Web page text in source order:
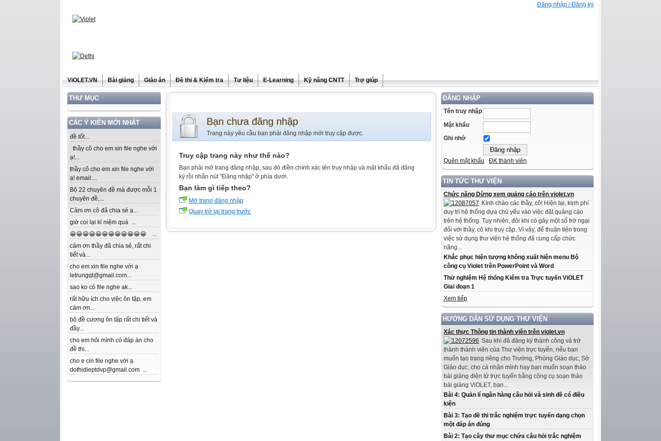
Đăng nhập / Đăng ký
ViOLET.VN Bài giảng Giáo án Đề thi & Kiểm tra Tư liệu E-Learning Kỹ năng CNTT Trợ giúp
THƯ MỤC
CÁC Ý KIẾN MỚI NHẤT
đề tốt...
thầy cô cho em xin file nghe với
ạ!...
thầy cô cho em xin file nghe với
ạ! email:...
Bộ 22 chuyên đề mà được mỗi 1
chuyên đề,...
Cảm ơn cô đã chia sẻ ạ...
giờ coi lại kỉ niệm quá ...
😀😀😀😀😀😀😀😀😀😀😀😀 ...
cám ơn thầy đã chia sẻ, rất chi
tiết và...
cho em xin file nghe với ạ
letrungqt@gmail.com...
sao ko có file nghe ak...
rất hữu ích cho việc ôn tập, em
cám ơn...
bộ đề cương ôn tập rất chi tiết và
đầy...
cho em hỏi mình có đáp án cho
đề thi...
cho e cin file nghe với ạ.
dothidieptdvp@gmail.com ...
ĐĂNG NHẬP
Tên truy nhập
Mật khẩu
Ghi nhớ
Quên mật khẩu ĐK thành viên
TIN TỨC THƯ VIỆN
Chức năng Dừng xem quảng cáo trên violet.vn
Kính chào các thầy, cô! Hiện tại, kinh phí
duy trì hệ thống dựa chủ yếu vào việc đặt quảng cáo
trên hệ thống. Tuy nhiên, đôi khi có gây một số trở ngại
đối với thầy, cô khi truy cập. Vì vậy, để thuận tiện trong
việc sử dụng thư viện hệ thống đã cung cấp chức
năng...
Khắc phục hiện tượng không xuất hiện menu Bộ
công cụ Violet trên PowerPoint và Word
Thử nghiệm Hệ thống Kiểm tra Trực tuyến ViOLET
Giai đoạn 1
Xem tiếp
HƯỚNG DẪN SỬ DỤNG THƯ VIỆN
Xác thực Thông tin thành viên trên violet.vn
Sau khi đã đăng ký thành công và trở
thành thành viên của Thư viện trực tuyến, nếu bạn
muốn tạo trang riêng cho Trường, Phòng Giáo dục, Sở
Giáo dục, cho cá nhân mình hay bạn muốn soạn thảo
bài giảng điện tử trực tuyến bằng công cụ soạn thảo
bài giảng ViOLET, bạn...
Bài 4: Quản lí ngân hàng câu hỏi và sinh đề có điều
kiện
Bài 3: Tạo đề thi trắc nghiệm trực tuyến dạng chọn
một đáp án đúng
Bài 2: Tạo cây thư mục chứa câu hỏi trắc nghiệm
Bạn chưa đăng nhập
Trang này yêu cầu bạn phải đăng nhập mới truy cập được.
Truy cập trang này như thế nào?
Bạn phải mở trang đăng nhập, sau đó điền chính xác tên truy nhập và mật khẩu đã đăng
ký rồi nhấn nút "Đăng nhập" ở phía dưới.
Bạn làm gì tiếp theo?
Mở trang đăng nhập
Quay trở lại trang trước